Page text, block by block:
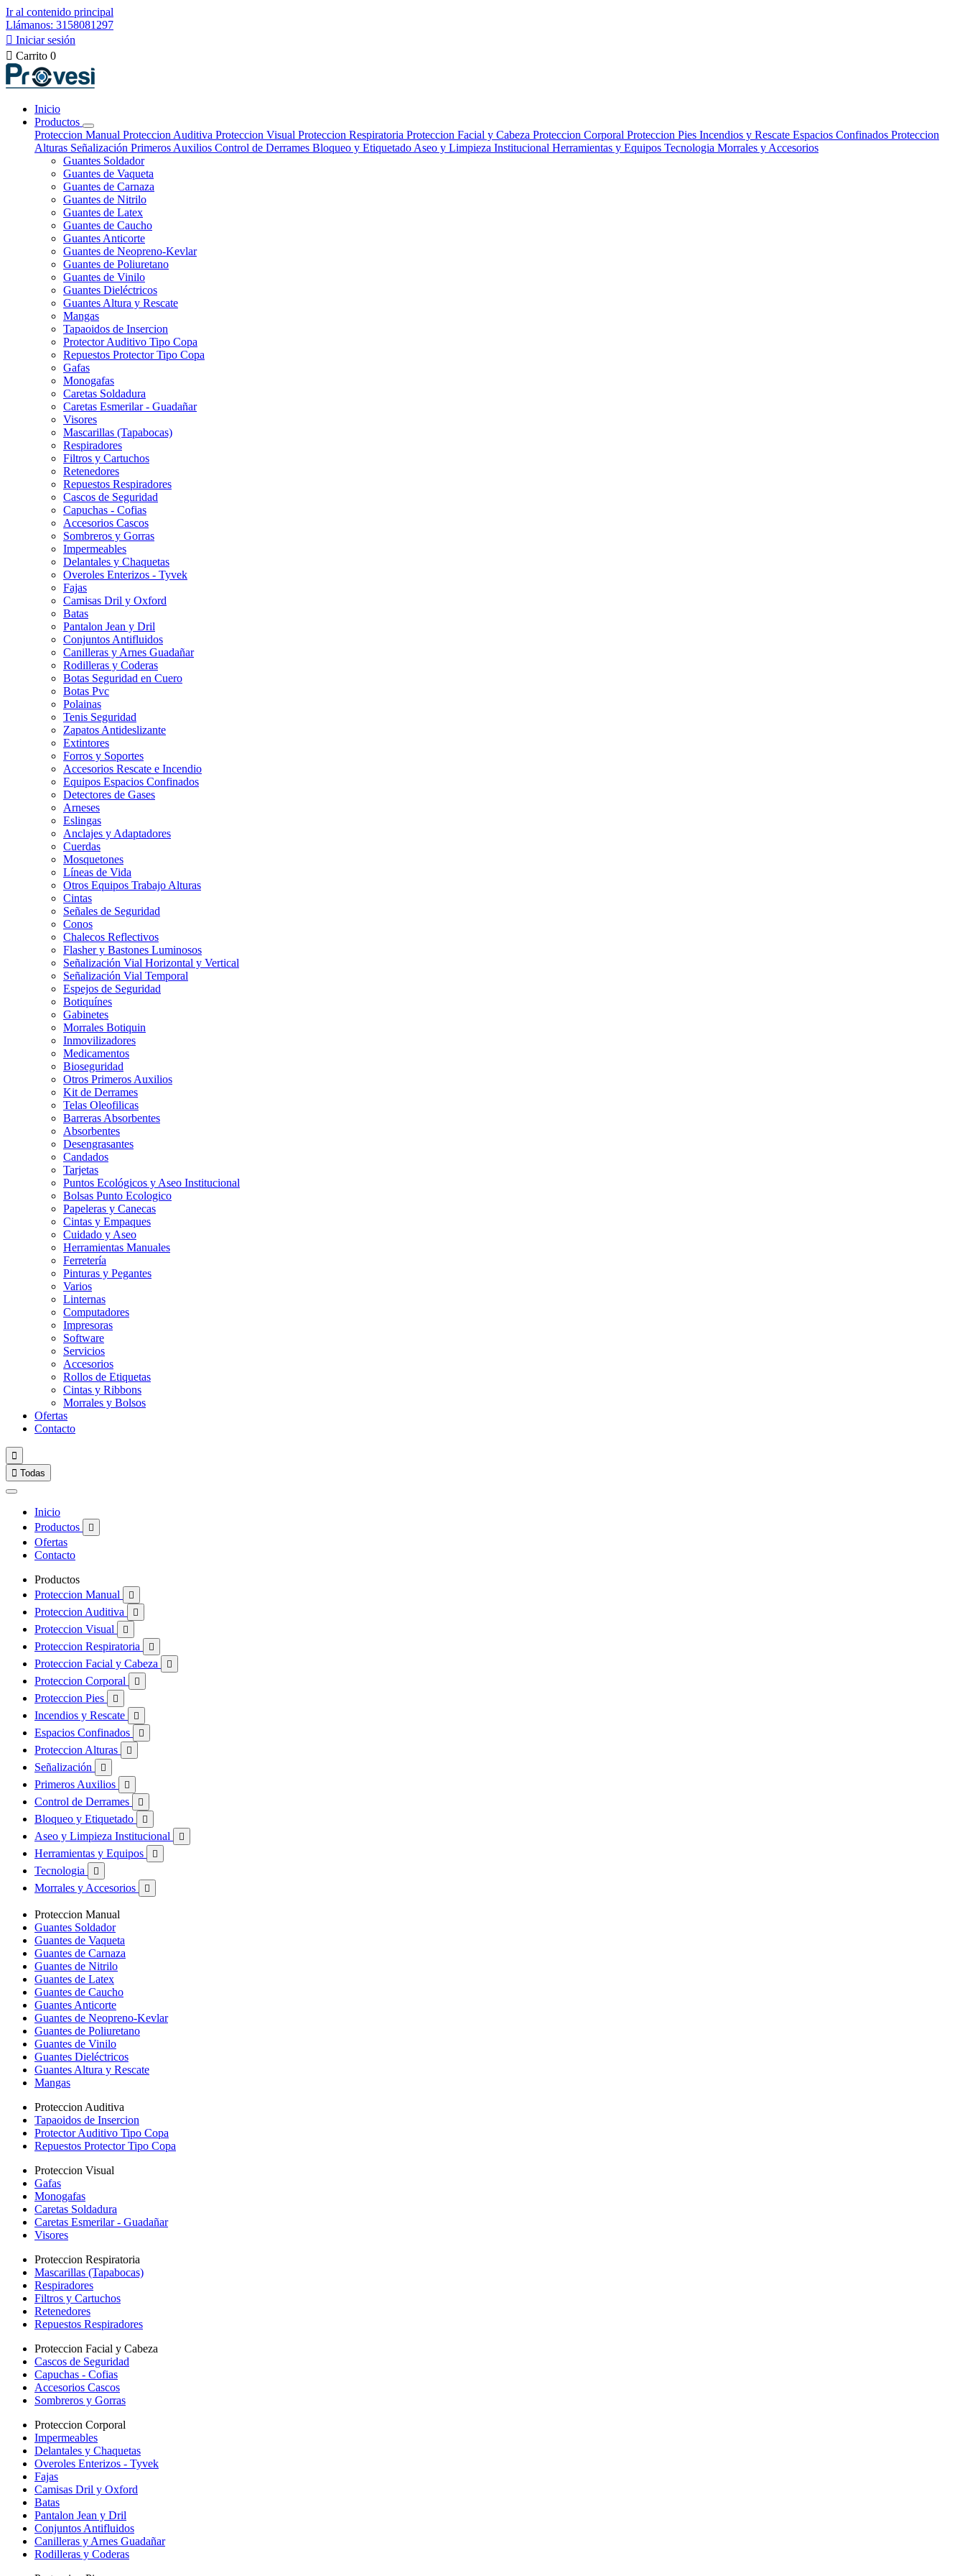
Ir al contenido principal
Llámanos: 3158081297
 Iniciar sesión
 Carrito 0
Inicio
Productos
Proteccion Manual Proteccion Auditiva Proteccion Visual Proteccion Respiratoria Proteccion Facial y Cabeza Proteccion Corporal Proteccion Pies Incendios y Rescate Espacios Confinados Proteccion
Alturas Señalización Primeros Auxilios Control de Derrames Bloqueo y Etiquetado Aseo y Limpieza Institucional Herramientas y Equipos Tecnologia Morrales y Accesorios
Guantes Soldador
Guantes de Vaqueta
Guantes de Carnaza
Guantes de Nitrilo
Guantes de Latex
Guantes de Caucho
Guantes Anticorte
Guantes de Neopreno-Kevlar
Guantes de Poliuretano
Guantes de Vinilo
Guantes Dieléctricos
Guantes Altura y Rescate
Mangas
Tapaoidos de Insercion
Protector Auditivo Tipo Copa
Repuestos Protector Tipo Copa
Gafas
Monogafas
Caretas Soldadura
Caretas Esmerilar - Guadañar
Visores
Mascarillas (Tapabocas)
Respiradores
Filtros y Cartuchos
Retenedores
Repuestos Respiradores
Cascos de Seguridad
Capuchas - Cofias
Accesorios Cascos
Sombreros y Gorras
Impermeables
Delantales y Chaquetas
Overoles Enterizos - Tyvek
Fajas
Camisas Dril y Oxford
Batas
Pantalon Jean y Dril
Conjuntos Antifluidos
Canilleras y Arnes Guadañar
Rodilleras y Coderas
Botas Seguridad en Cuero
Botas Pvc
Polainas
Tenis Seguridad
Zapatos Antideslizante
Extintores
Forros y Soportes
Accesorios Rescate e Incendio
Equipos Espacios Confinados
Detectores de Gases
Arneses
Eslingas
Anclajes y Adaptadores
Cuerdas
Mosquetones
Líneas de Vida
Otros Equipos Trabajo Alturas
Cintas
Señales de Seguridad
Conos
Chalecos Reflectivos
Flasher y Bastones Luminosos
Señalización Vial Horizontal y Vertical
Señalización Vial Temporal
Espejos de Seguridad
Botiquínes
Gabinetes
Morrales Botiquin
Inmovilizadores
Medicamentos
Bioseguridad
Otros Primeros Auxilios
Kit de Derrames
Telas Oleofilicas
Barreras Absorbentes
Absorbentes
Desengrasantes
Candados
Tarjetas
Puntos Ecológicos y Aseo Institucional
Bolsas Punto Ecologico
Papeleras y Canecas
Cintas y Empaques
Cuidado y Aseo
Herramientas Manuales
Ferretería
Pinturas y Pegantes
Varios
Linternas
Computadores
Impresoras
Software
Servicios
Accesorios
Rollos de Etiquetas
Cintas y Ribbons
Morrales y Bolsos
Ofertas
Contacto

 Todas
Inicio
Productos

Ofertas
Contacto
Productos
Proteccion Manual

Proteccion Auditiva 
Proteccion Visual 
Proteccion Respiratoria 
Proteccion Facial y Cabeza 
Proteccion Corporal 
Proteccion Pies 
Incendios y Rescate 
Espacios Confinados 
Proteccion Alturas 
Señalización 
Primeros Auxilios 
Control de Derrames 
Bloqueo y Etiquetado 
Aseo y Limpieza Institucional 
Herramientas y Equipos 
Tecnologia 
Morrales y Accesorios 
Proteccion Manual
Guantes Soldador
Guantes de Vaqueta
Guantes de Carnaza
Guantes de Nitrilo
Guantes de Latex
Guantes de Caucho
Guantes Anticorte
Guantes de Neopreno-Kevlar
Guantes de Poliuretano
Guantes de Vinilo
Guantes Dieléctricos
Guantes Altura y Rescate
Mangas
Proteccion Auditiva
Tapaoidos de Insercion
Protector Auditivo Tipo Copa
Repuestos Protector Tipo Copa
Proteccion Visual
Gafas
Monogafas
Caretas Soldadura
Caretas Esmerilar - Guadañar
Visores
Proteccion Respiratoria
Mascarillas (Tapabocas)
Respiradores
Filtros y Cartuchos
Retenedores
Repuestos Respiradores
Proteccion Facial y Cabeza
Cascos de Seguridad
Capuchas - Cofias
Accesorios Cascos
Sombreros y Gorras
Proteccion Corporal
Impermeables
Delantales y Chaquetas
Overoles Enterizos - Tyvek
Fajas
Camisas Dril y Oxford
Batas
Pantalon Jean y Dril
Conjuntos Antifluidos
Canilleras y Arnes Guadañar
Rodilleras y Coderas